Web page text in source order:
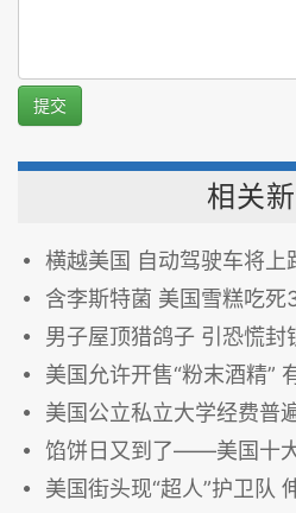
提交
相关
横越美国 自动驾驶车将上
含李斯特菌 美国雪糕吃死
男子屋顶猎鸽子 引恐慌封
美国允许开售“粉末酒精”
美国公立私立大学经费普
馅饼日又到了——美国十
美国街头现“超人”护卫队